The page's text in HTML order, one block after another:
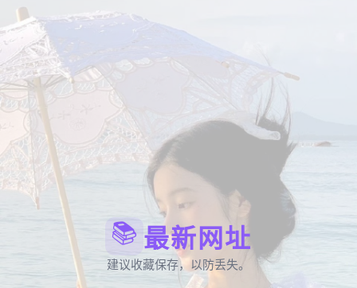
📚 最新网址
建议收藏保存，以防丢失。